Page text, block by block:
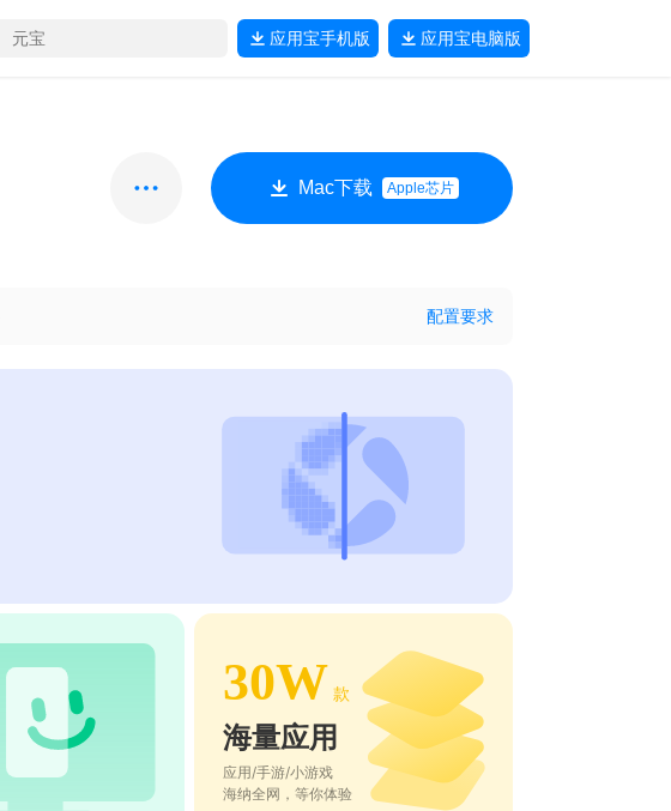
应用宝手机版 应用宝电脑版
Mac下载 Apple芯片
配置要求
30W 款
海量应用
应用/手游/小游戏
海纳全网，等你体验